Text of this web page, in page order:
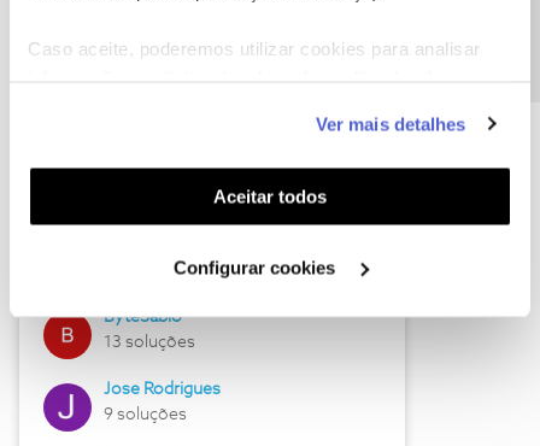
Caso aceite, poderemos utilizar cookies para analisar
funcionalidades (cookies de personalização e
funcionalidade) e adaptar anúncios aos seus interesses
(cookies de publicidade personalizada). Pode gerir a
utilização dos cookies clicando em "Configurar
Ver mais detalhes
Aceitar todos
Configurar cookies
Hall of Fame de julho
17 soluções
ByteSábio
13 soluções
Jose Rodrigues
9 soluções